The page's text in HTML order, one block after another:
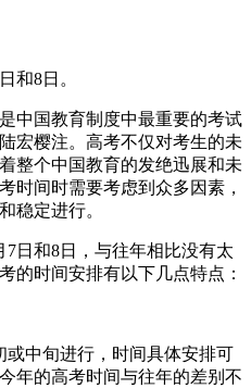
和8日。
中国教育制度中最重要的考试
宏樱注。高考不仅对考生的未
整个中国教育的发绝迅展和未
时间时需要考虑到众多因素，
稳定进行。
7日和8日，与往年相比没有太
的时间安排有以下几点特点：
中旬进行，时间具体安排可
年的高考时间与往年的差别不